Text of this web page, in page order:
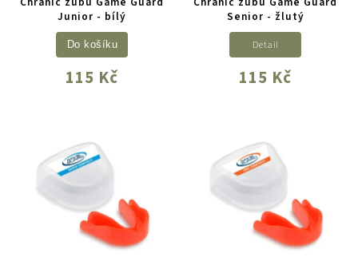
Junior - bílý
115 Kč
Do košíku
Senior - žlutý
115 Kč
Detail